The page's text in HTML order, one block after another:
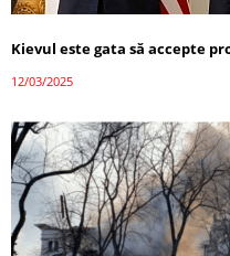
Kievul este gata să accepte
12/03/2025